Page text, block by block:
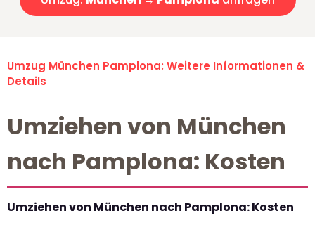
Umzug München Pamplona: Weitere Informationen &
Details
Umziehen von München
nach Pamplona: Kosten
Umziehen von München nach Pamplona: Kosten